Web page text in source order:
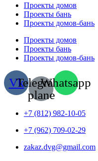
Проекты домов
Проекты бань
Проекты домов-бань
Проекты домов
Проекты бань
Проекты домов-бань
VkTelegram-
plane
Whatsapp
+7 (812) 982-10-05
+7 (962) 709-02-29
zakaz.dvg@gmail.com